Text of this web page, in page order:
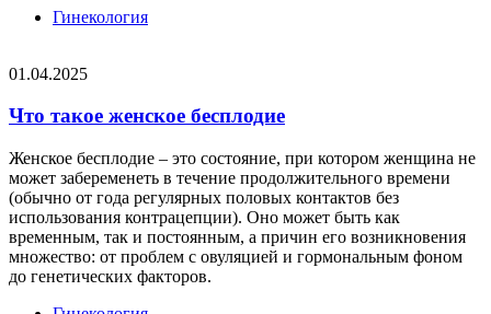
Гинекология
01.04.2025
Что такое женское бесплодие
Женское бесплодие – это состояние, при котором женщина не
может забеременеть в течение продолжительного времени
(обычно от года регулярных половых контактов без
использования контрацепции). Оно может быть как
временным, так и постоянным, а причин его возникновения
множество: от проблем с овуляцией и гормональным фоном
до генетических факторов.